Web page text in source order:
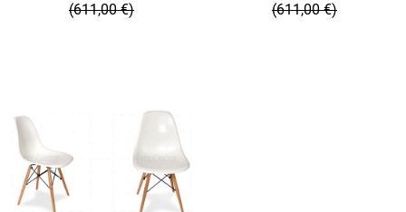
(611,00 €) (611,00 €)